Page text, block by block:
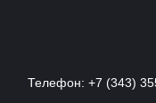
Телефон: +7 (343)